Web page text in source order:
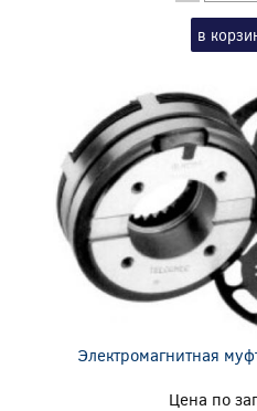
в
Электромагнитная
Цена по